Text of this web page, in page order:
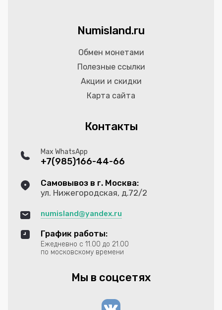
Numisland.ru
Обмен монетами
Полезные ссылки
Акции и скидки
Карта сайта
Контакты
Max WhatsApp
+7(985)166-44-66
Самовывоз в г. Москва:
ул. Нижегородская, д.72/2
numisland@yandex.ru
График работы:
Ежедневно с 11.00 до 21.00
по московскому времени
Мы в соцсетях